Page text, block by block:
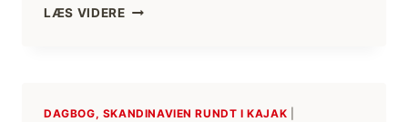
LÆS VIDERESEALSKINZ,
DAGBOG, SKANDINAVIEN RUNDT I KAJAK